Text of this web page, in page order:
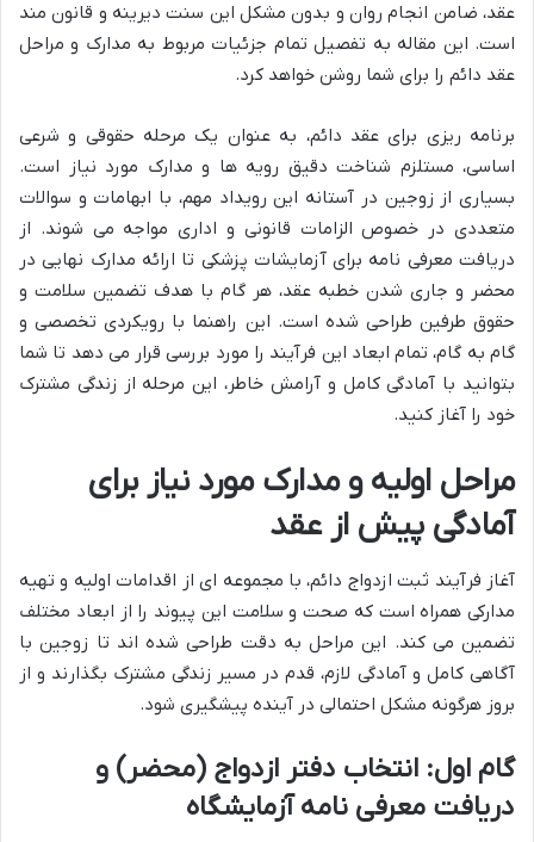
عقد، ضامن انجام روان و بدون مشکل این سنت دیرینه و قانون مند
است. این مقاله به تفصیل تمام جزئیات مربوط به مدارک و مراحل
عقد دائم را برای شما روشن خواهد کرد.
برنامه ریزی برای عقد دائم، به عنوان یک مرحله حقوقی و شرعی
اساسی، مستلزم شناخت دقیق رویه ها و مدارک مورد نیاز است.
بسیاری از زوجین در آستانه این رویداد مهم، با ابهامات و سوالات
متعددی در خصوص الزامات قانونی و اداری مواجه می شوند. از
دریافت معرفی نامه برای آزمایشات پزشکی تا ارائه مدارک نهایی در
محضر و جاری شدن خطبه عقد، هر گام با هدف تضمین سلامت و
حقوق طرفین طراحی شده است. این راهنما با رویکردی تخصصی و
گام به گام، تمام ابعاد این فرآیند را مورد بررسی قرار می دهد تا شما
بتوانید با آمادگی کامل و آرامش خاطر، این مرحله از زندگی مشترک
خود را آغاز کنید.
مراحل اولیه و مدارک مورد نیاز برای
آمادگی پیش از عقد
آغاز فرآیند ثبت ازدواج دائم، با مجموعه ای از اقدامات اولیه و تهیه
مدارکی همراه است که صحت و سلامت این پیوند را از ابعاد مختلف
تضمین می کند. این مراحل به دقت طراحی شده اند تا زوجین با
آگاهی کامل و آمادگی لازم، قدم در مسیر زندگی مشترک بگذارند و از
بروز هرگونه مشکل احتمالی در آینده پیشگیری شود.
گام اول: انتخاب دفتر ازدواج (محضر) و
دریافت معرفی نامه آزمایشگاه